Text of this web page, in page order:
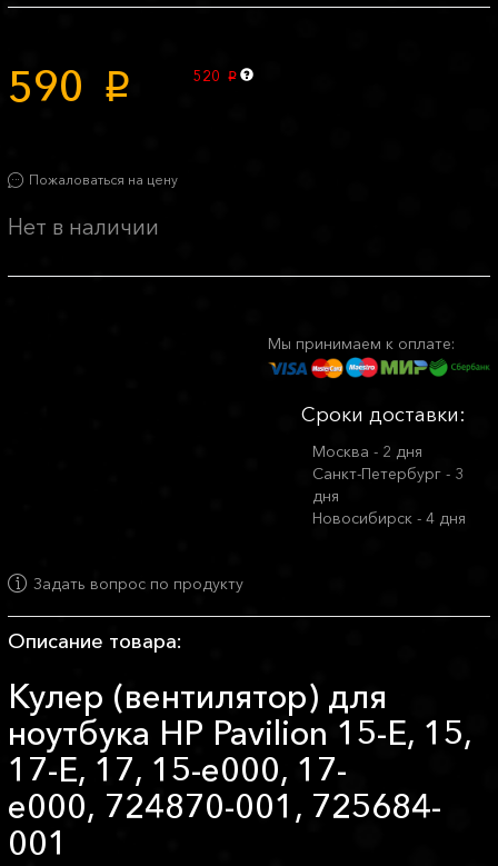
590 p 520 p
Пожаловаться на цену
Нет в наличии
Мы принимаем к оплате:
Сроки доставки:
Москва - 2 дня
Санкт-Петербург - 3
дня
Новосибирск - 4 дня
Задать вопрос по продукту
Описание товара:
Кулер (вентилятор) для
ноутбука HP Pavilion 15-E, 15,
17-E, 17, 15-e000, 17-
e000, 724870-001, 725684-
001